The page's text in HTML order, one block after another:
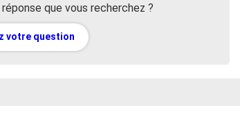
que vous recherchez ?
votre question